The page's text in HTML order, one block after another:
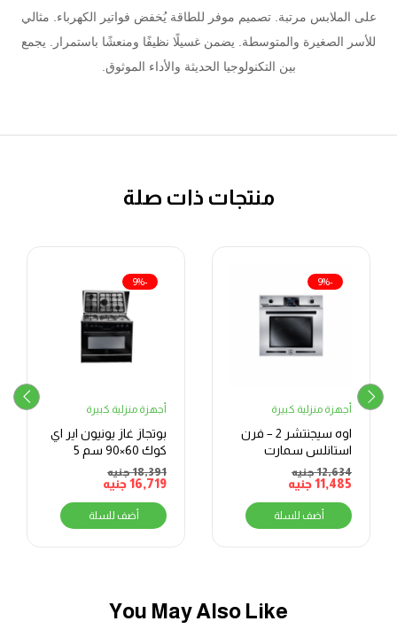
على الملابس مرتبة. تصميم موفر للطاقة يُخفض فواتير الكهرباء. مثالي
للأسر الصغيرة والمتوسطة. يضمن غسيلًا نظيفًا ومنعشًا باستمرار. يجمع
بين التكنولوجيا الحديثة والأداء الموثوق.
منتجات ذات صلة
-9%
أجهزة منزلية كبيرة
اوه سيجنتشر 2 – فرن
استانلس سمارت
ميكس – بلت ان – فرن
BO66G119TSFMIXOSAL
12,634جنيه
11,485جنيه
أضف للسلة
-9%
أجهزة منزلية كبيرة
بوتجاز غاز يونيون اير اي
كوك 60×90 سم 5
الشعلات
18,391جنيه
16,719جنيه
أضف للسلة
You May Also Like